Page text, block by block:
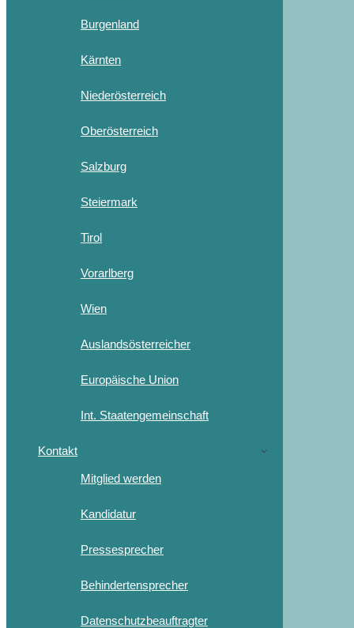
Burgenland
Kärnten
Niederösterreich
Oberösterreich
Salzburg
Steiermark
Tirol
Vorarlberg
Wien
Auslandsösterreicher
Europäische Union
Int. Staatengemeinschaft
Kontakt
Mitglied werden
Kandidatur
Pressesprecher
Behindertensprecher
Datenschutzbeauftragter